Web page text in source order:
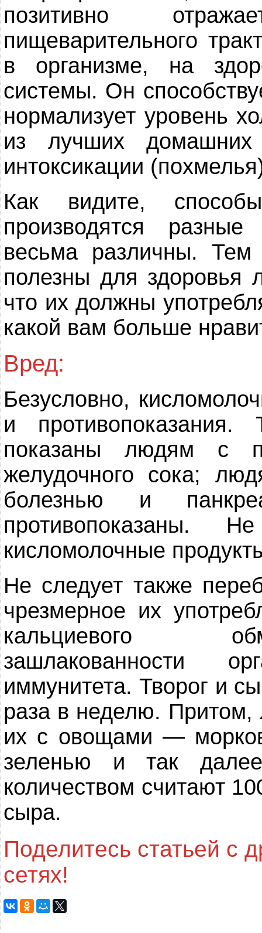
позитивно
пищеварительного
в организме, на
системы. Он
нормализует уровень
из лучших домашних
интоксикации
Как видите,
производятся
весьма различны.
полезны для здоровья
что их должны
какой вам больше
Вред:
Безусловно,
и
показаны людям с
желудочного сока;
болезнью и
противопоказаны.
кисломолочные
Не следует также
чрезмерное их
кальциевого
зашлакованности
иммунитета. Творог и
раза в неделю. Притом,
их с овощами —
зеленью и так
количеством считают
сыра.
Поделитесь статьей с
сетях!